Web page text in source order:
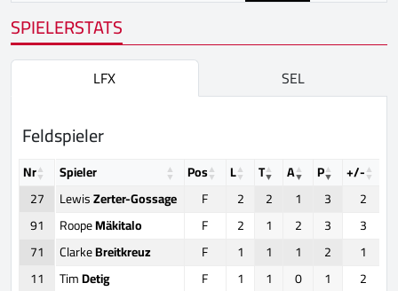
SPIELERSTATS
LFX SEL
Feldspieler
Nr Spieler Pos L T A P +/-
27
LewisZerter-Gossage F 2 2 1 3
2
91
RoopeMäkitalo F 2 1 2 3
3
71
ClarkeBreitkreuz F 1 1 1 2
1
11
TimDetig F 1 1 0 1
2